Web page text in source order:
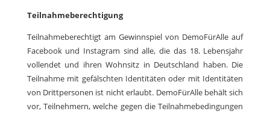
Teilnahmeberechtigung
Teilnahmeberechtigt am Gewinnspiel von DemoFürAlle auf
Facebook und Instagram sind alle, die das 18. Lebensjahr
vollendet und ihren Wohnsitz in Deutschland haben. Die
Teilnahme mit gefälschten Identitäten oder mit Identitäten
von Drittpersonen ist nicht erlaubt. DemoFürAlle behält sich
vor, Teilnehmern, welche gegen die Teilnahmebedingungen